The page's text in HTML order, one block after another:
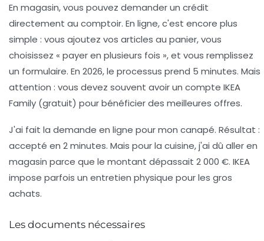
En magasin, vous pouvez demander un crédit
directement au comptoir. En ligne, c'est encore plus
simple : vous ajoutez vos articles au panier, vous
choisissez « payer en plusieurs fois », et vous remplissez
un formulaire. En 2026, le processus prend 5 minutes. Mais
attention : vous devez souvent avoir un compte IKEA
Family (gratuit) pour bénéficier des meilleures offres.
J'ai fait la demande en ligne pour mon canapé. Résultat :
accepté en 2 minutes. Mais pour la cuisine, j'ai dû aller en
magasin parce que le montant dépassait 2 000 €. IKEA
impose parfois un entretien physique pour les gros
achats.
Les documents nécessaires